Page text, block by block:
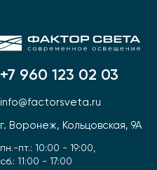
+7 960 123 02 03
info@factorsveta.ru
г. Воронеж, Кольцовская, 9А
пн.-пт.: 10:00 - 19:00,
сб.: 11:00 - 17:00